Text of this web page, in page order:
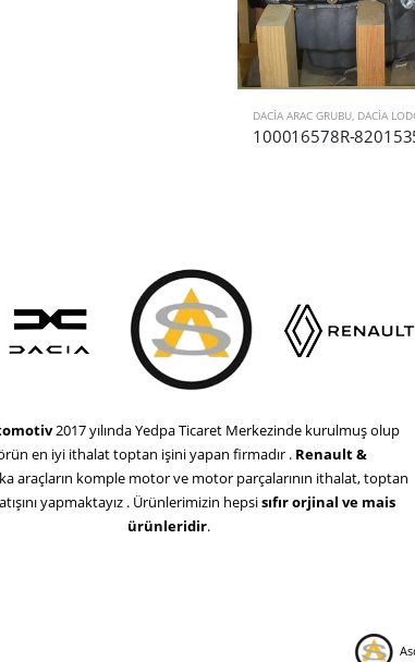
DACIA ARAC GRUBU, DACIA
2017 yılında Yedpa Ticaret Merkezinde kurulmuş olup
en iyi ithalat toptan işini yapan firmadır . Renault &
araçların komple motor ve motor parçalarının ithalat, toptan
yapmaktayız . Ürünlerimizin hepsisıfır orjinal ve mais
ürünleridir.